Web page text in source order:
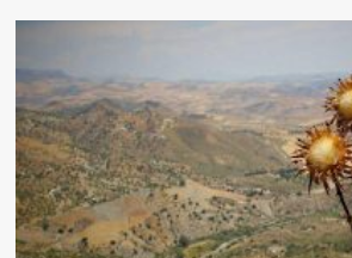
Kedutaan
Jakarta
Luncurkan
Program
Pelatihan
Guru
untuk
Mendukung
Pendidikan